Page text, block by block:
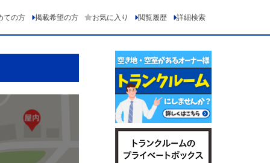
ての方 掲載希望の方 お気に入り 閲覧履歴 詳細検索